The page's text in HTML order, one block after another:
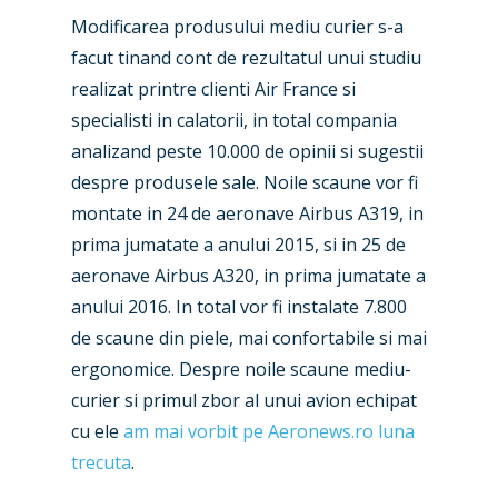
Modificarea produsului mediu curier s-a
facut tinand cont de rezultatul unui studiu
realizat printre clienti Air France si
specialisti in calatorii, in total compania
analizand peste 10.000 de opinii si sugestii
despre produsele sale. Noile scaune vor fi
montate in 24 de aeronave Airbus A319, in
prima jumatate a anului 2015, si in 25 de
aeronave Airbus A320, in prima jumatate a
anului 2016. In total vor fi instalate 7.800
de scaune din piele, mai confortabile si mai
ergonomice. Despre noile scaune mediu-
curier si primul zbor al unui avion echipat
cu ele am mai vorbit pe Aeronews.ro luna
trecuta.